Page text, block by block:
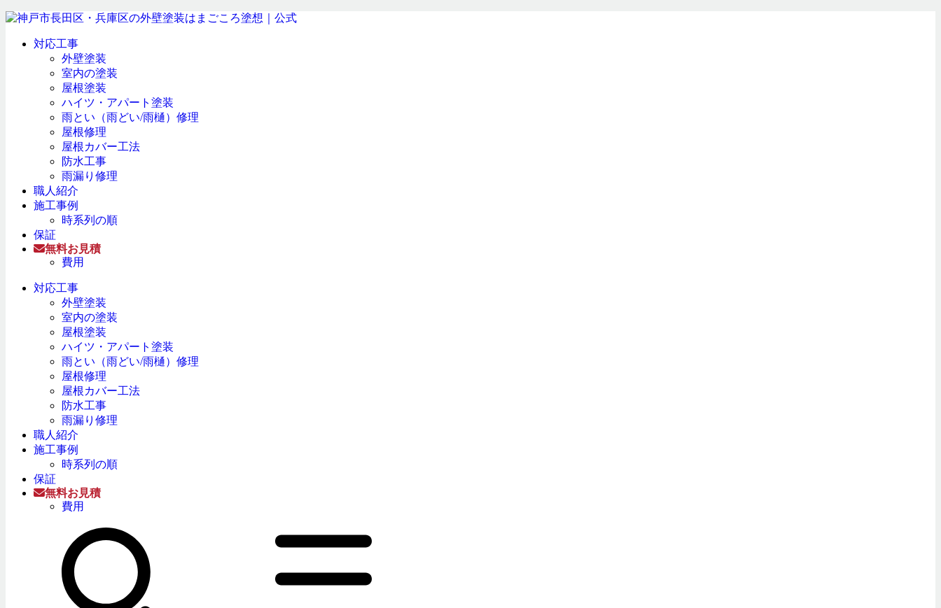
対応工事
外壁塗装
室内の塗装
屋根塗装
ハイツ・アパート塗装
雨とい（雨どい/雨樋）修理
屋根修理
屋根カバー工法
防水工事
雨漏り修理
職人紹介
施工事例
時系列の順
保証
無料お見積
費用
対応工事
外壁塗装
室内の塗装
屋根塗装
ハイツ・アパート塗装
雨とい（雨どい/雨樋）修理
屋根修理
屋根カバー工法
防水工事
雨漏り修理
職人紹介
施工事例
時系列の順
保証
無料お見積
費用